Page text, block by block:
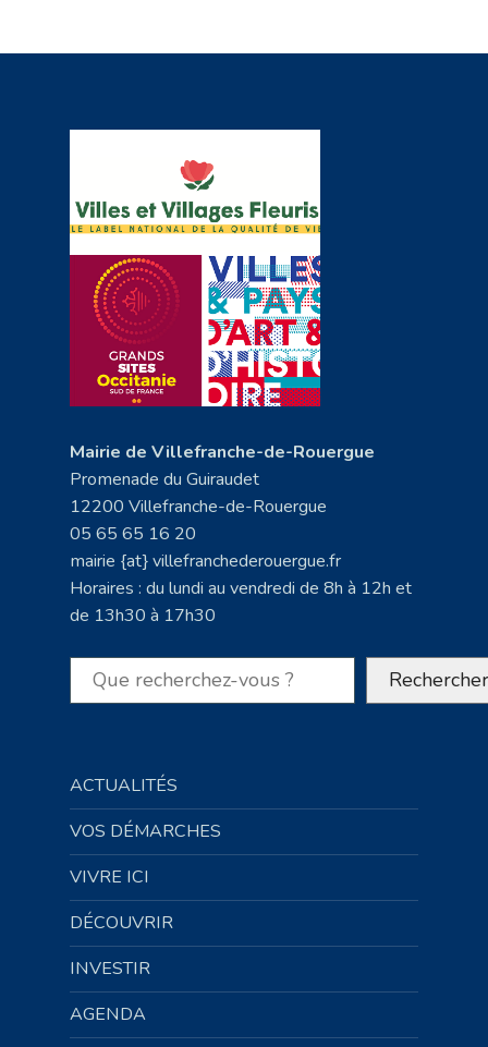
Mairie de Villefranche-de-Rouergue
Promenade du Guiraudet
12200 Villefranche-de-Rouergue
05 65 65 16 20
mairie {at} villefranchederouergue.fr
Horaires : du lundi au vendredi de 8h à 12h et
de 13h30 à 17h30
Rechercher Rechercher
ACTUALITÉS
VOS DÉMARCHES
VIVRE ICI
DÉCOUVRIR
INVESTIR
AGENDA